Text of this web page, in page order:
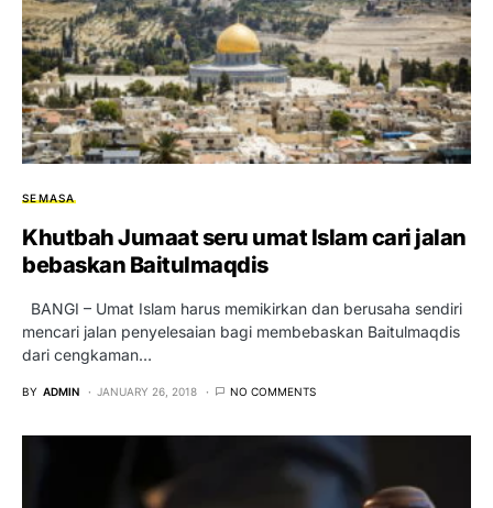
SEMASA
Khutbah Jumaat seru umat Islam cari jalan
bebaskan Baitulmaqdis
BANGI – Umat Islam harus memikirkan dan berusaha sendiri
mencari jalan penyelesaian bagi membebaskan Baitulmaqdis
dari cengkaman…
BY ADMIN JANUARY 26, 2018 NO COMMENTS